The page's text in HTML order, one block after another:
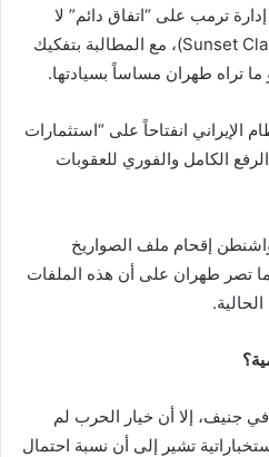
ترمب على “اتفاق دائم” لا
ينتهي بمدد زمنية محددة (Sunset Clauses)، مع المطالبة بتفكيك
ما تراه طهران مساساً بسيادتها.
الإيراني انفتاحاً على “استثمارات
الكامل والفوري للعقوبات
إقحام ملف الصواريخ
تصر طهران على أن هذه الملفات
في جنيف، إلا أن خيار الحرب لم
تشير إلى أن نسبة احتمال